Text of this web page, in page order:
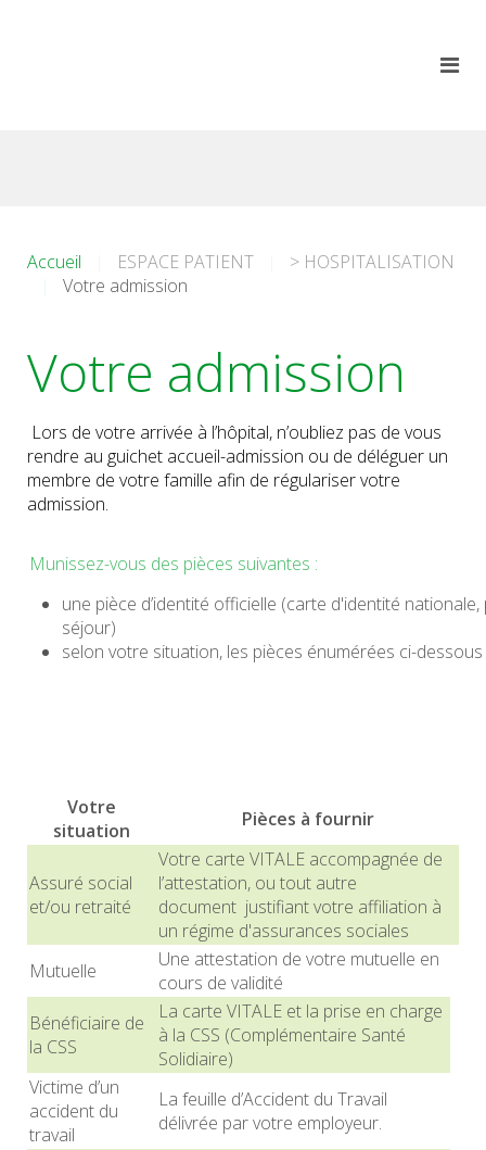
Accueil ESPACE PATIENT
> HOSPITALISATION
Votre admission
Votre admission
Lors de votre arrivée à l’hôpital, n’oubliez pas de vous
rendre au guichet accueil-admission ou de déléguer un
membre de votre famille afin de régulariser votre
admission.
Munissez-vous des pièces suivantes :
une pièce d’identité officielle (carte d'identité
séjour)
selon votre situation, les pièces énumérées ci-dessous
Votre
situation
Pièces à fournir
Assuré social
et/ou retraité
Votre carte VITALE accompagnée de
l’attestation, ou tout autre
document justifiant votre affiliation à
un régime d'assurances sociales
Mutuelle
Une attestation de votre mutuelle en
cours de validité
Bénéficiaire de
la CSS
La carte VITALE et la prise en charge
à la CSS (Complémentaire Santé
Solidiaire)
Victime d’un
accident du
travail
La feuille d’Accident du Travail
délivrée par votre employeur.